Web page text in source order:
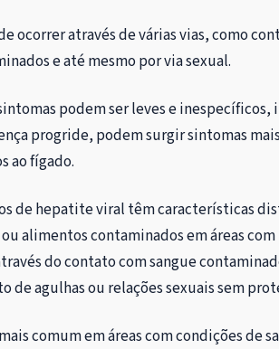
ocorrer através de várias vias, como
e até mesmo por via sexual.
podem ser leves e
progride, podem surgir sintomas
ao fígado.
de hepatite viral têm características
alimentos contaminados em áreas
do contato com sangue
de agulhas ou relações sexuais sem
comum em áreas com condições de